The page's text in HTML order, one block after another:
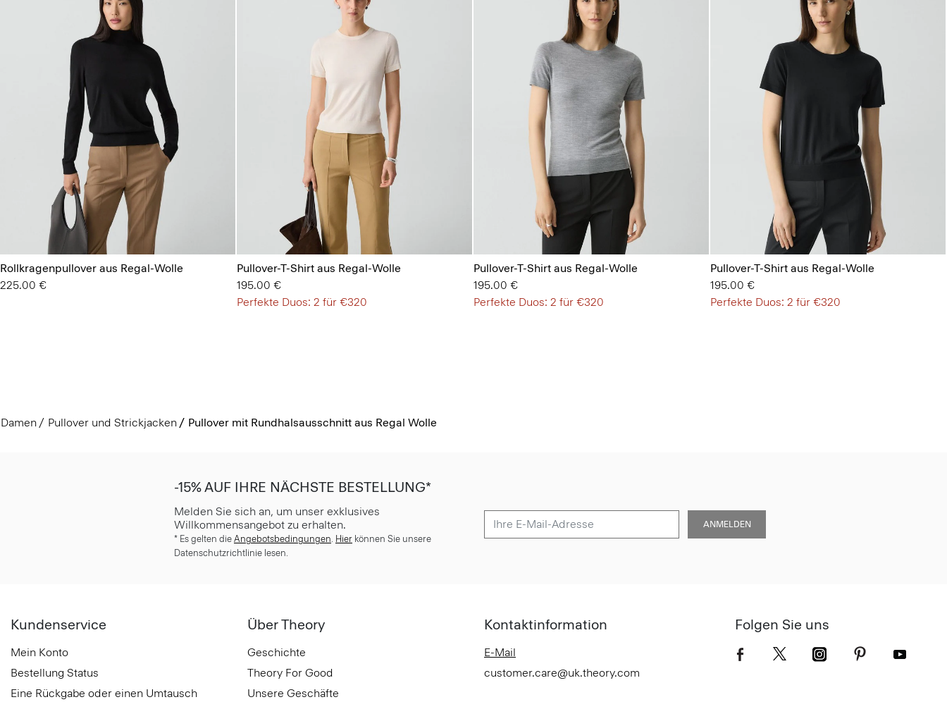
Rollkragenpullover aus Regal-Wolle
225.00 €
Pullover-T-Shirt aus Regal-Wolle
195.00 €
Perfekte Duos: 2 für €320
Pullover-T-Shirt aus Regal-Wolle
195.00 €
Perfekte Duos: 2 für €320
Pullover-T-Shirt aus Regal-Wolle
195.00 €
Perfekte Duos: 2 für €320
Damen Pullover und Strickjacken Pullover mit Rundhalsausschnitt aus Regal Wolle
-15% AUF IHRE NÄCHSTE BESTELLUNG*
Melden Sie sich an, um unser exklusives
Willkommensangebot zu erhalten.
* Es gelten die Angebotsbedingungen. Hier können Sie unsere
Datenschutzrichtlinie lesen.
ANMELDEN
Kundenservice
Mein Konto
Bestellung Status
Eine Rückgabe oder einen Umtausch
Über Theory
Geschichte
Theory For Good
Unsere Geschäfte
Kontaktinformation
E-Mail
customer.care@uk.theory.com
Folgen Sie uns